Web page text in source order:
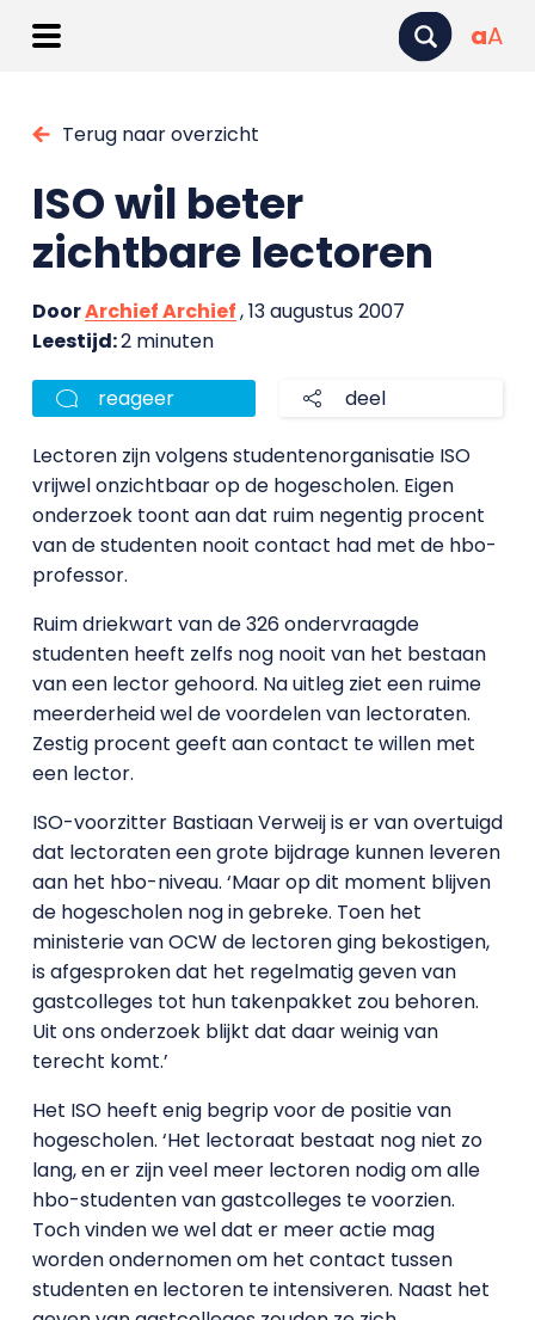
aA
Terug naar overzicht
ISO wil beter
zichtbare lectoren
DoorArchief Archief, 13 augustus 2007
Leestijd:2 minuten
reageer deel
Lectoren zijn volgens studentenorganisatie ISO
vrijwel onzichtbaar op de hogescholen. Eigen
onderzoek toont aan dat ruim negentig procent
van de studenten nooit contact had met de hbo-
professor.
Ruim driekwart van de 326 ondervraagde
studenten heeft zelfs nog nooit van het bestaan
van een lector gehoord. Na uitleg ziet een ruime
meerderheid wel de voordelen van lectoraten.
Zestig procent geeft aan contact te willen met
een lector.
ISO-voorzitter Bastiaan Verweij is er van overtuigd
dat lectoraten een grote bijdrage kunnen leveren
aan het hbo-niveau. ‘Maar op dit moment blijven
de hogescholen nog in gebreke. Toen het
ministerie van OCW de lectoren ging bekostigen,
is afgesproken dat het regelmatig geven van
gastcolleges tot hun takenpakket zou behoren.
Uit ons onderzoek blijkt dat daar weinig van
terecht komt.’
Het ISO heeft enig begrip voor de positie van
hogescholen. ‘Het lectoraat bestaat nog niet zo
lang, en er zijn veel meer lectoren nodig om alle
hbo-studenten van gastcolleges te voorzien.
Toch vinden we wel dat er meer actie mag
worden ondernomen om het contact tussen
studenten en lectoren te intensiveren. Naast het